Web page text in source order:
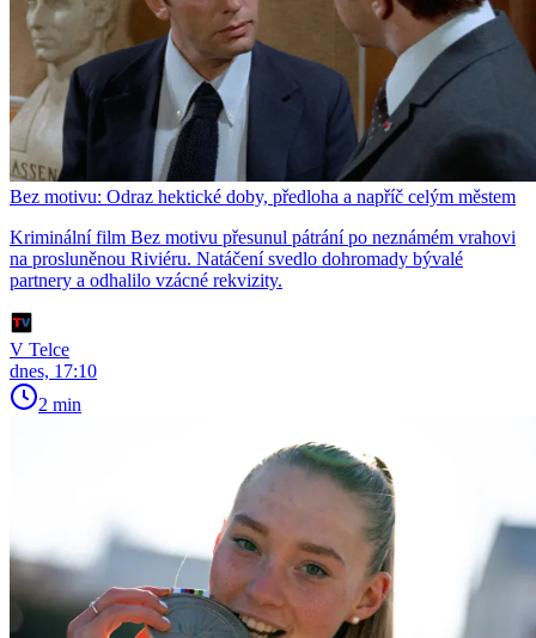
Bez motivu: Odraz hektické doby, předloha a napříč celým městem
Kriminální film Bez motivu přesunul pátrání po neznámém vrahovi
na prosluněnou Riviéru. Natáčení svedlo dohromady bývalé
partnery a odhalilo vzácné rekvizity.
V Telce
dnes, 17:10
2 min